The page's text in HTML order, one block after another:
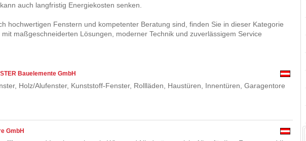
auch langfristig Energiekosten senken.
hochwertigen Fenstern und kompetenter Beratung sind, finden Sie in dieser Kategorie
maßgeschneiderten Lösungen, moderner Technik und zuverlässigem Service
Bauelemente GmbH
Holz/Alufenster, Kunststoff-Fenster, Rollläden, Haustüren, Innentüren, Garagentore
GmbH